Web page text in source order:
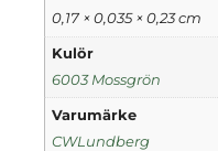
0,17 × 0,035 × 0,23 cm
Kulör
6003 Mossgrön
Varumärke
CWLundberg